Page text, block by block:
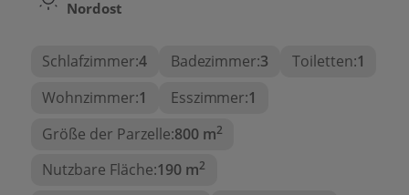
Nordost
Schlafzimmer:4 Badezimmer:3 Toiletten:1
Wohnzimmer:1 Esszimmer:1
Größe der Parzelle:800 m2
Nutzbare Fläche:190 m2